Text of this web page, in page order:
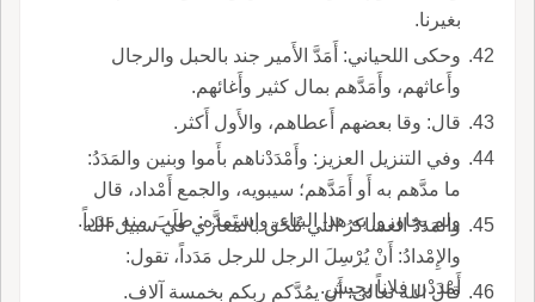
بغيرنا.
وحكى اللحياني: أَمَدَّ الأَمير جند بالحبل والرجال
وأَعاثهم، وأَمَدَّهم بمال كثير وأَغائهم.
قال: وقا بعضهم أَعطاهم، والأَول أَكثر.
وفي التنزيل العزيز: وأَمْدَدْناهم بأَموا وبنين والمَدَدُ:
ما مدَّهم به أَو أَمَدَّهم؛ سيبويه، والجمع أَمْداد، قال
ولم يجاوزوا به هذا البناء، واستَمدَّه: طلَبَ منه مَدَداً.
والمَدَدُ العساكرُ التي تُلحَق بالمَغازي في سبيل الله
والإِمْدادُ: أَنْ يُرْسِلَ الرجل للرجل مَدَداً، تقول:
أَمْدَدْن فلاناً بجيش.
قال الله تعالى: أَن يِمُدَّكم ربكم بخمسة آلاف.